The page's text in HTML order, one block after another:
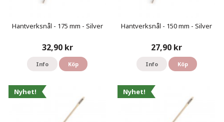
Hantverksnål - 175 mm - Silver
32,90 kr
Info Köp
Hantverksnål - 150 mm - Silver
27,90 kr
Info Köp
Nyhet! Nyhet!